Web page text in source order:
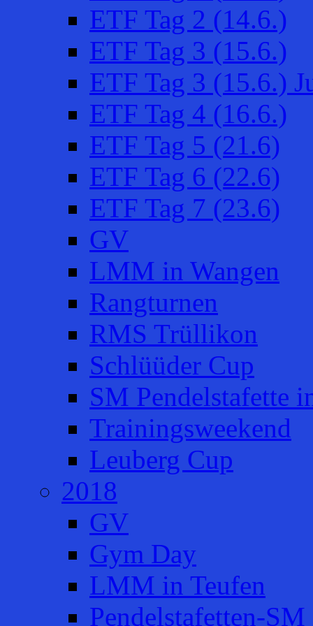
ETF Tag 2 (14.6.)
ETF Tag 3 (15.6.)
ETF Tag 3 (15.6.)
ETF Tag 4 (16.6.)
ETF Tag 5 (21.6)
ETF Tag 6 (22.6)
ETF Tag 7 (23.6)
GV
LMM in Wangen
Rangturnen
RMS Trüllikon
Schlüüder Cup
SM Pendelstafette
Trainingsweekend
Leuberg Cup
2018
GV
Gym Day
LMM in Teufen
Pendelstafetten-SM